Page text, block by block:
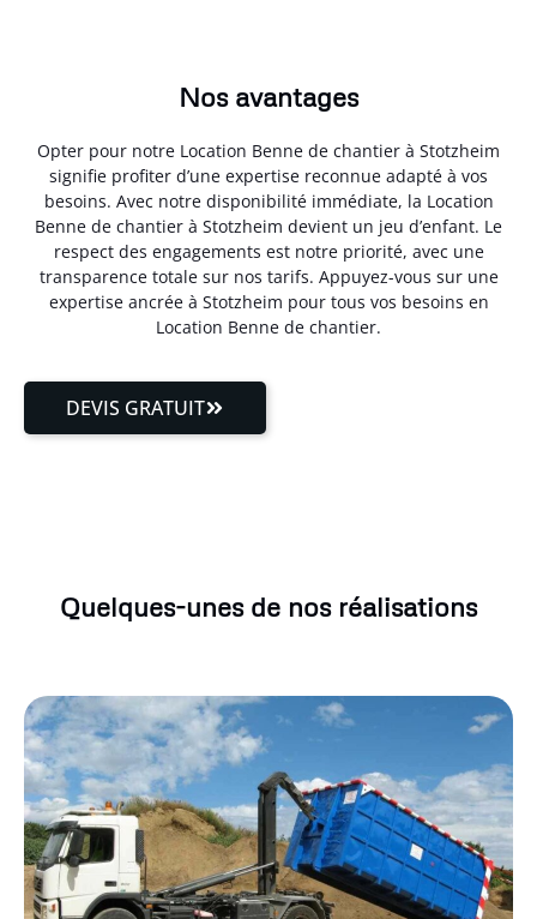
Nos avantages
Opter pour notre Location Benne de chantier à Stotzheim
signifie profiter d’une expertise reconnue adapté à vos
besoins. Avec notre disponibilité immédiate, la Location
Benne de chantier à Stotzheim devient un jeu d’enfant. Le
respect des engagements est notre priorité, avec une
transparence totale sur nos tarifs. Appuyez-vous sur une
expertise ancrée à Stotzheim pour tous vos besoins en
Location Benne de chantier.
DEVIS GRATUIT
Quelques-unes de nos réalisations